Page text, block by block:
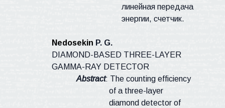
линейная передача
энергии, счетчик.
Nedosekin P. G.
DIAMOND-BASED THREE-LAYER
GAMMA-RAY DETECTOR
Abstract: The counting efficiency
of a three-layer
diamond detector of